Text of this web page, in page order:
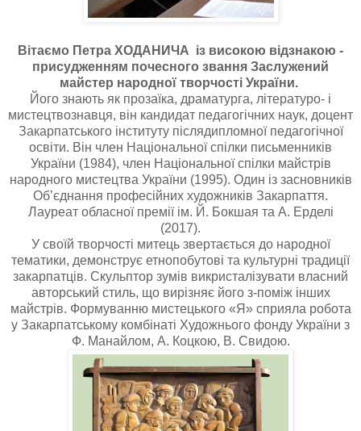
Вітаємо Петра ХОДАНИЧА із високою відзнакою -
присудженням почесного звання Заслужений
майстер народної творчості України.
Його знають як прозаїка, драматурга, літературо- і
мистецтвознавця, він кандидат педагогічних наук, доцент
Закарпатського інституту післядипломної педагогічної
освіти. Він член Національної спілки письменників
України (1984), член Національної спілки майстрів
народного мистецтва України (1995). Один із засновників
Об’єднання професійних художників Закарпаття.
Лауреат обласної премії ім. Й. Бокшая та А. Ерделі
(2017).
У своїй творчості митець звертається до народної
тематики, демонструє етнопобутові та культурні традиції
закарпатців. Скульптор зумів викристалізувати власний
авторський стиль, що вирізняє його з-поміж інших
майстрів. Формуванню мистецького «Я» сприяла робота
у Закарпатському комбінаті Художнього фонду України з
Ф. Манайлом, А. Коцкою, В. Свидою.